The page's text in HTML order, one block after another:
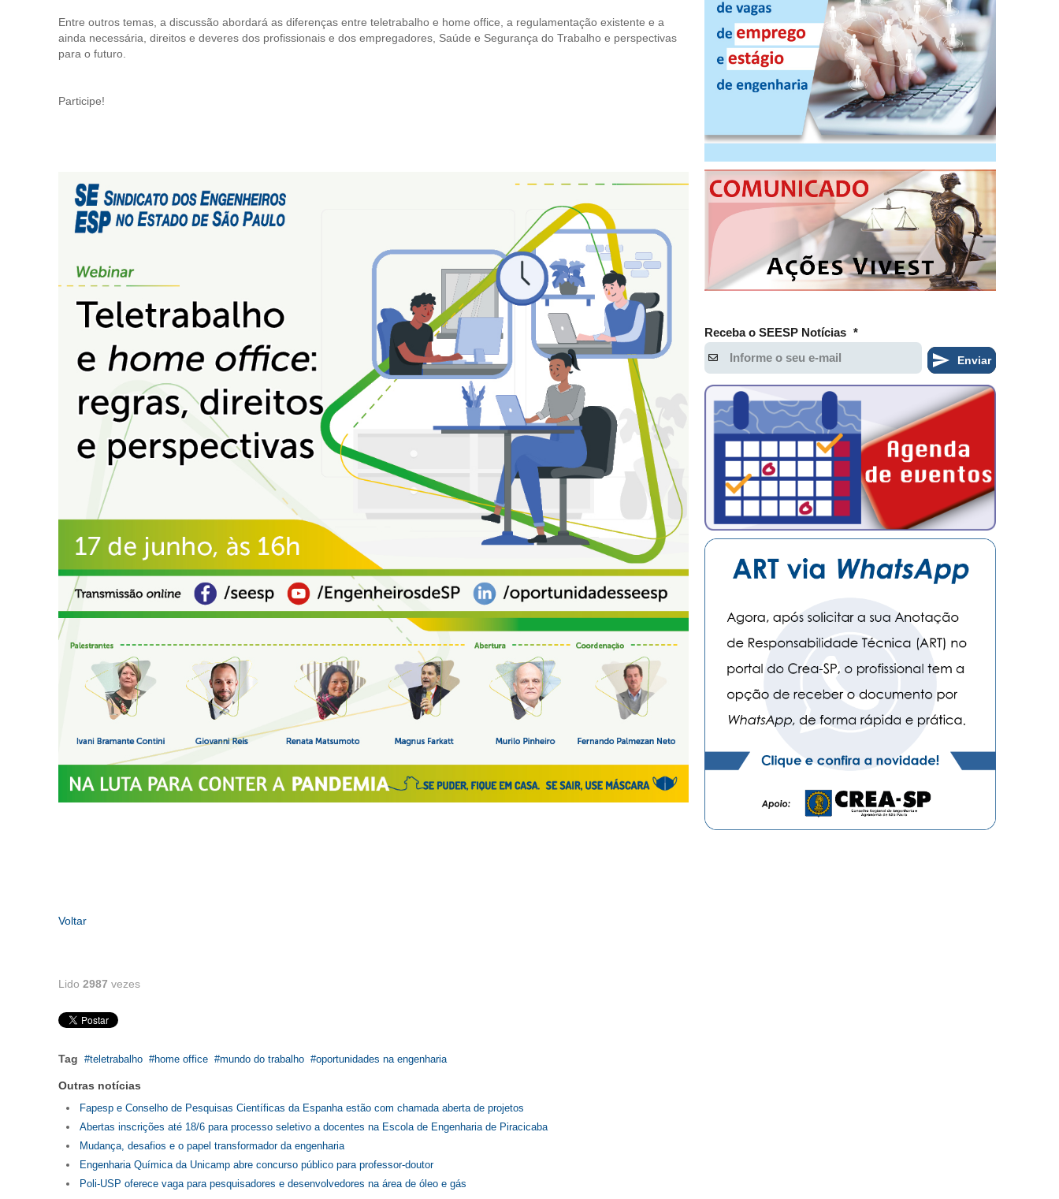
Entre outros temas, a discussão abordará as diferenças entre teletrabalho e home office, a regulamentação existente e a
ainda necessária, direitos e deveres dos profissionais e dos empregadores, Saúde e Segurança do Trabalho e perspectivas
para o futuro.
Participe!
Voltar
Lido 2987 vezes
Tag teletrabalho home office mundo do trabalho oportunidades na engenharia
Outras notícias
Fapesp e Conselho de Pesquisas Científicas da Espanha estão com chamada aberta de projetos
Abertas inscrições até 18/6 para processo seletivo a docentes na Escola de Engenharia de Piracicaba
Mudança, desafios e o papel transformador da engenharia
Engenharia Química da Unicamp abre concurso público para professor-doutor
Poli-USP oferece vaga para pesquisadores e desenvolvedores na área de óleo e gás
Receba o SEESP Notícias *
Enviar